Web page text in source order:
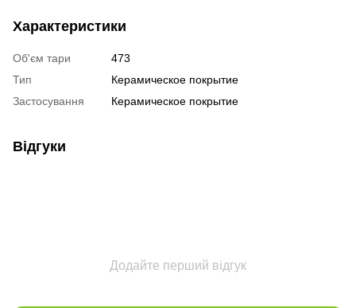
Характеристики
Об'єм тари
473
Тип
Керамическое покрытие
Застосування
Керамическое покрытие
Відгуки
Додайте перший відгук